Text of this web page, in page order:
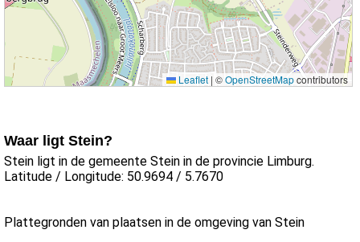
Leaflet | ©OpenStreetMapcontributors
Waar ligt Stein?
Stein ligt in de gemeente Stein in de provincie Limburg.
Latitude / Longitude: 50.9694 / 5.7670
Plattegronden van plaatsen in de omgeving van Stein